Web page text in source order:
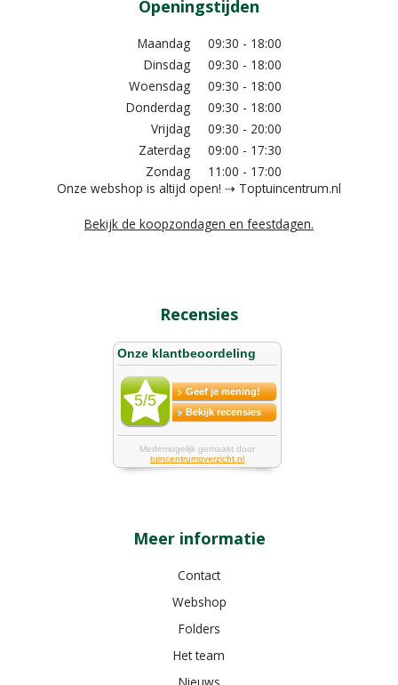
Openingstijden
Maandag
09:30 - 18:00
Dinsdag
09:30 - 18:00
Woensdag
09:30 - 18:00
Donderdag
09:30 - 18:00
Vrijdag
09:30 - 20:00
Zaterdag
09:00 - 17:30
Zondag
11:00 - 17:00
Onze webshop is altijd open! ⇢ Toptuincentrum.nl
Bekijk de koopzondagen en feestdagen.
Recensies
Meer informatie
Contact
Webshop
Folders
Het team